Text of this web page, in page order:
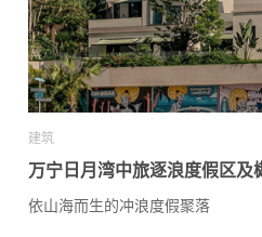
建筑
万宁日月湾中旅逐浪度假区
依山海而生的冲浪度假聚落